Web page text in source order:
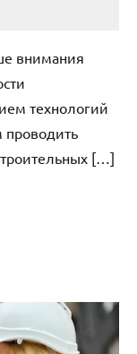
внимания
технологий
[…]